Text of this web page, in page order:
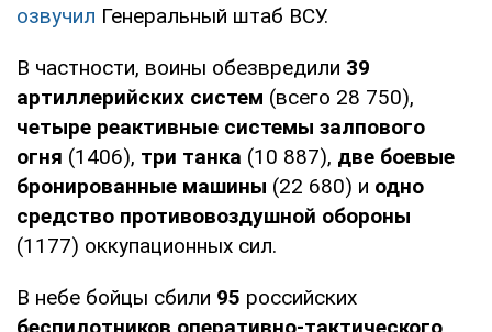
озвучил Генеральный штаб ВСУ.
В частности, воины обезвредили 39
артиллерийских систем (всего 28 750),
четыре реактивные системы залпового
огня (1406), три танка (10 887), две боевые
бронированные машины (22 680) и одно
средство противовоздушной обороны
(1177) оккупационных сил.
В небе бойцы сбили 95 российских
беспилотников оперативно-тактического